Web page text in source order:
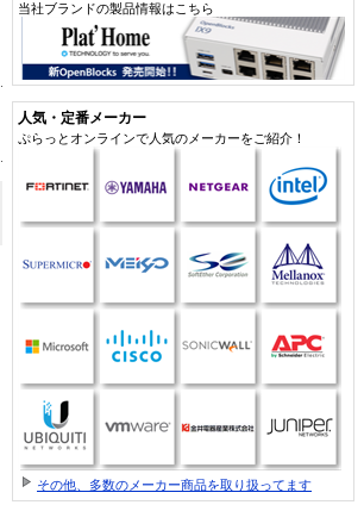
当社ブランドの製品情報はこちら
人気・定番メーカー
ぷらっとオンラインで人気のメーカーをご紹介！
その他、多数のメーカー商品を取り扱ってます